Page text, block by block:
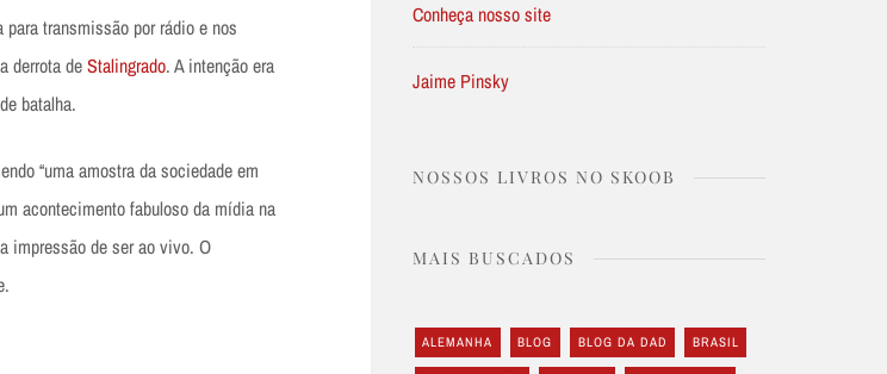
transmissão por rádio e nos
derrota deStalingrado. A intenção era
batalha.
“uma amostra da sociedade em
acontecimento fabuloso da mídia na
impressão de ser ao vivo. O
Conheça nosso site
Jaime Pinsky
NOSSOS LIVROS NO SKOOB
MAIS BUSCADOS
ALEMANHA BLOG BLOG DA DAD BRASIL